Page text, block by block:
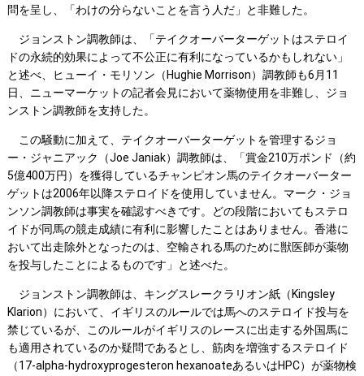
問を呈し、「わけの分らないことを言う人だ」と非難した。
ジョンストン調教師は、「テイクオーバーターゲットはステロイ
ドの永続的効果によって不公正に有利になっているかもしれない」
と述べ、ヒューイ・モリソン（Hughie Morrison）調教師も6月11
日、ニューマーケットの記者会見において薬物使用を非難し、ジョ
ンストン調教師を支持した。
この騒動に加えて、テイクオーバーターゲットを管理するジョ
ー・ジャニアック（Joe Janiak）調教師は、「賞金210万ポンド（約
5億400万円）を獲得しているチャンピオン馬のテイクオーバーター
ゲットは2006年以降ステロイドを使用していません。マーク・ジョ
ンソン調教師は事実を確認すべきです。どの段階においてもステロ
イドが同馬の競走成績に有利に影響したことはありません。香港に
おいて出走除外となったのは、空輸される馬のために獣医師が薬物
を投与したことによるものです」と述べた。
ジョンストン調教師は、キングスレークラリオン紙（Kingsley
Klarion）において、イギリスのルールでは馬へのステロイド投与を
禁じているが、このルールがイギリスのレースに出走する外国馬に
も適用されているのか疑問であるとし、筋肉を増強するステロイド
（17-alpha-hydroxyprogesteron hexanoateあるいはHPC）が薬物検